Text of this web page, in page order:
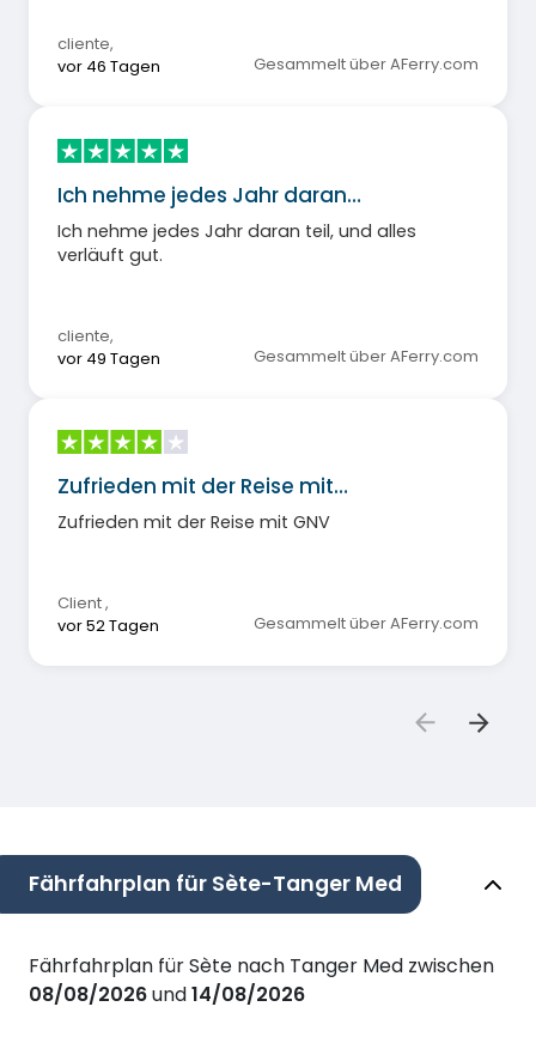
cliente,
vor 46 Tagen
Gesammelt über AFerry.com
Ich nehme jedes Jahr daran…
Ich nehme jedes Jahr daran teil, und alles
verläuft gut.
cliente,
vor 49 Tagen
Gesammelt über AFerry.com
Zufrieden mit der Reise mit…
Zufrieden mit der Reise mit GNV
Client,
vor 52 Tagen
Gesammelt über AFerry.com
Fährfahrplan für Sète-Tanger Med
Fährfahrplan für Sète nach Tanger Med zwischen
08/08/2026und14/08/2026